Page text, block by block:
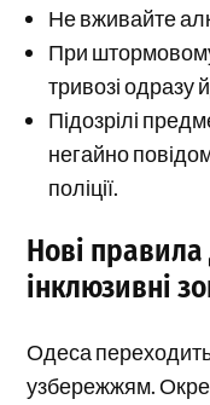
Не вживайте
При
тривозі одразу
Підозрілі
негайно
поліції.
Нові
інклюзивні
Одеса
узбережжям.